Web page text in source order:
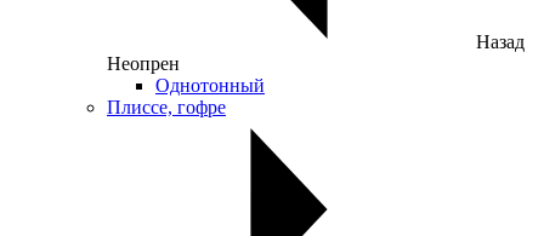
Назад
Неопрен
Однотонный
Плиссе, гофре